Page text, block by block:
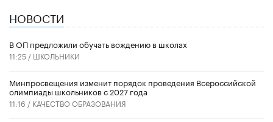
НОВОСТИ
В ОП предложили обучать вождению в школах
11:25 / ШКОЛЬНИКИ
Минпросвещения изменит порядок проведения Всероссийской
олимпиады школьников с 2027 года
11:16 / КАЧЕСТВО ОБРАЗОВАНИЯ